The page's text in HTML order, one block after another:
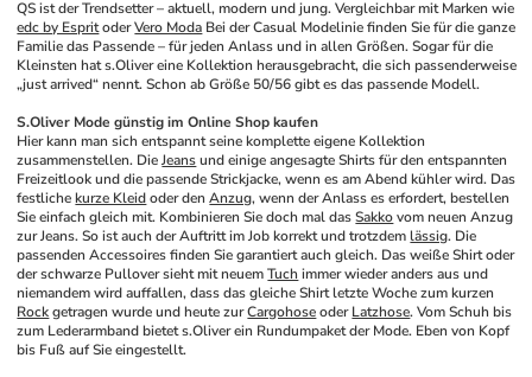
edc by Esprit oder Vero Moda Bei der Casual Modelinie finden Sie für die ganze
Familie das Passende – für jeden Anlass und in allen Größen. Sogar für die
Kleinsten hat s.Oliver eine Kollektion herausgebracht, die sich passenderweise
„just arrived“ nennt. Schon ab Größe 50/56 gibt es das passende Modell.
S.Oliver Mode günstig im Online Shop kaufen
Hier kann man sich entspannt seine komplette eigene Kollektion
zusammenstellen. Die Jeans und einige angesagte Shirts für den entspannten
Freizeitlook und die passende Strickjacke, wenn es am Abend kühler wird. Das
festliche kurze Kleid oder den Anzug, wenn der Anlass es erfordert, bestellen
Sie einfach gleich mit. Kombinieren Sie doch mal das Sakko vom neuen Anzug
zur Jeans. So ist auch der Auftritt im Job korrekt und trotzdem lässig. Die
passenden Accessoires finden Sie garantiert auch gleich. Das weiße Shirt oder
der schwarze Pullover sieht mit neuem Tuch immer wieder anders aus und
Rock getragen wurde und heute zur Cargohose oder Latzhose. Vom Schuh bis
zum Lederarmband bietet s.Oliver ein Rundumpaket der Mode. Eben von Kopf
bis Fuß auf Sie eingestellt.